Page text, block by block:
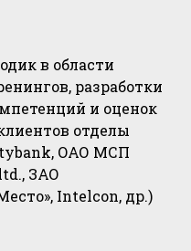
в области
разработки
и оценок
отделы
ОАО МСП
ЗАО
Intelcon, др.)